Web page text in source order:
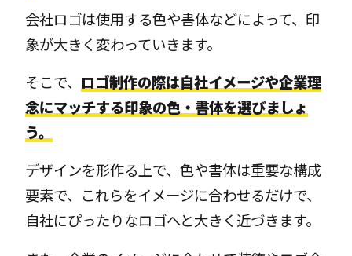
会社ロゴは使用する色や書体などによって、印
象が大きく変わっていきます。
そこで、 ロゴ制作の際は自社イメージや企業理
念にマッチする印象の色・書体を選びましょ
う。
デザインを形作る上で、色や書体は重要な構成
要素で、これらをイメージに合わせるだけで、
自社にぴったりなロゴへと大きく近づきます。